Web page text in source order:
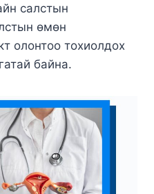
салстын
өмөн
олонтоо тохиолдох
байна.